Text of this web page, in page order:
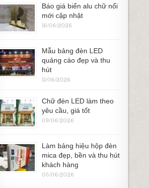
Báo giá biển alu chữ nổi
mới cập nhật
16/06/2026
Mẫu bảng đèn LED
quảng cáo đẹp và thu
hút
11/06/2026
Chữ đèn LED làm theo
yêu cầu, giá tốt
09/06/2026
Làm bảng hiệu hộp đèn
mica đẹp, bền và thu hút
khách hàng
05/06/2026